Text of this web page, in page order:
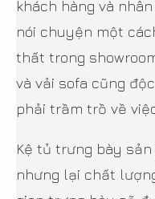
khách hàng và
nói chuyện một
thất trong
và vải sofa cũng
phải trầm trồ về
Kệ tủ trưng bày
nhưng lại chất